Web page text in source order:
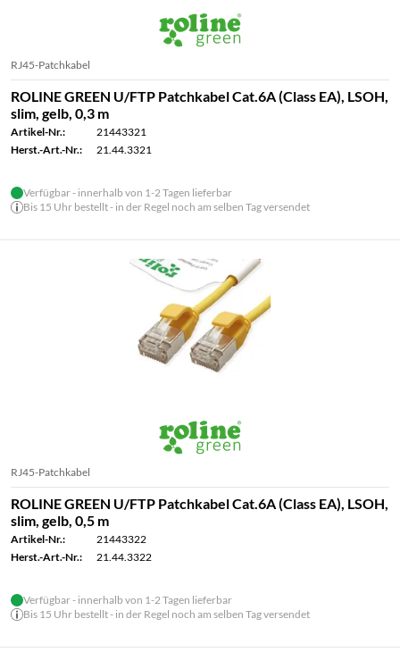
RJ45-Patchkabel
ROLINE GREEN U/FTP Patchkabel Cat.6A (Class EA), LSOH,
slim, gelb, 0,3 m
Artikel-Nr.:
21443321
Herst.-Art.-Nr.:
21.44.3321
Verfügbar - innerhalb von 1-2 Tagen lieferbar
Bis 15 Uhr bestellt - in der Regel noch am selben Tag versendet
RJ45-Patchkabel
ROLINE GREEN U/FTP Patchkabel Cat.6A (Class EA), LSOH,
slim, gelb, 0,5 m
Artikel-Nr.:
21443322
Herst.-Art.-Nr.:
21.44.3322
Verfügbar - innerhalb von 1-2 Tagen lieferbar
Bis 15 Uhr bestellt - in der Regel noch am selben Tag versendet